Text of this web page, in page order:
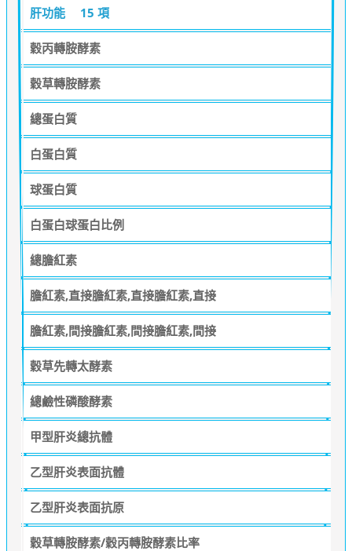
肝功能 15 項
穀丙轉胺酵素
穀草轉胺酵素
總蛋白質
白蛋白質
球蛋白質
白蛋白球蛋白比例
總膽紅素
膽紅素,直接膽紅素,直接膽紅素,直接
膽紅素,間接膽紅素,間接膽紅素,間接
穀草先轉太酵素
總鹼性磷酸酵素
甲型肝炎總抗體
乙型肝炎表面抗體
乙型肝炎表面抗原
穀草轉胺酵素/穀丙轉胺酵素比率